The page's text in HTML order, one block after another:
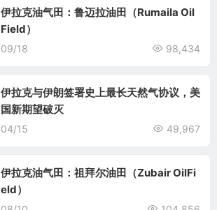
伊拉克油气田：鲁迈拉油田（Rumaila Oil
Field）
09/18 98,434
伊拉克与伊朗签署史上最长天然气协议，美
国新期望破灭
04/15 49,967
伊拉克油气田：祖拜尔油田（Zubair OilFi
eld）